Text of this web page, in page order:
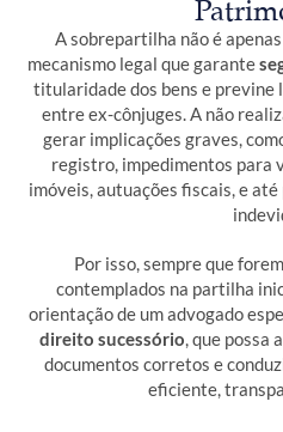
A sobrepartilha não é
mecanismo legal que garante
titularidade dos bens e
entre ex-cônjuges. A não
gerar implicações graves,
registro, impedimentos para
imóveis, autuações fiscais, e
Por isso, sempre que
contemplados na partilha
orientação de um advogado
direito sucessório, que possa
documentos corretos e
eficiente,